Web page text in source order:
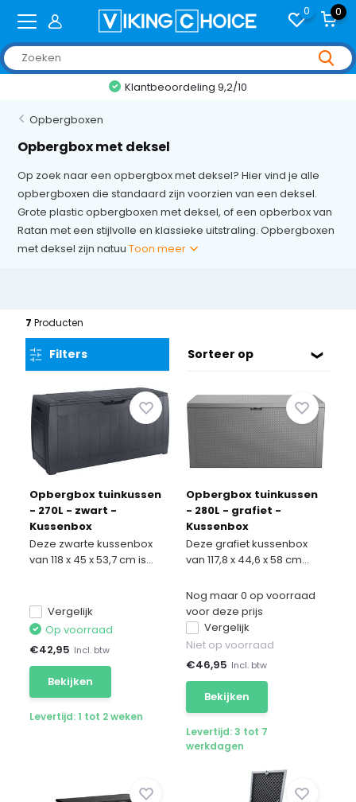
0 0
Klantbeoordeling 9,2/10
Opbergboxen
Opbergbox met deksel
Op zoek naar een opbergbox met deksel? Hier vind je alle
opbergboxen die standaard zijn voorzien van een deksel.
Grote plastic opbergboxen met deksel, of een opberbox van
Ratan met een stijlvolle en klassieke uitstraling. Opbergboxen
met deksel zijn natuuToon meer
7Producten
Filters Sorteer op
Opbergbox tuinkussen
- 270L - zwart -
Kussenbox
Deze zwarte kussenbox
van 118 x 45 x 53,7 cm is...
Vergelijk
Op voorraad
€42,95 Incl. btw
Bekijken
Levertijd: 1 tot 2 weken
Opbergbox tuinkussen
- 280L - grafiet -
Kussenbox
Deze grafiet kussenbox
van 117,8 x 44,6 x 58 cm...
Nog maar 0 op voorraad
voor deze prijs
Vergelijk
Niet op voorraad
€46,95 Incl. btw
Bekijken
Levertijd: 3 tot 7
werkdagen